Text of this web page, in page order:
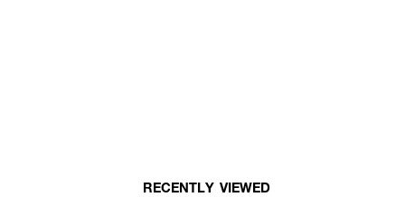
RECENTLY VIEWED